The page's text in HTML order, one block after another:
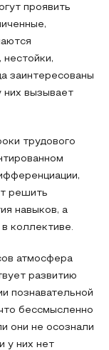
проявить
нестойки,
заинтересованы
них вызывает
трудового
решить
навыков, а
коллективе.
атмосфера
развитию
познавательной
бессмысленно
они не осознали
у них нет